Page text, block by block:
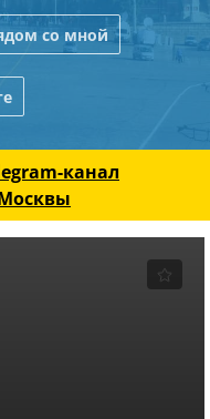
со мной
канал